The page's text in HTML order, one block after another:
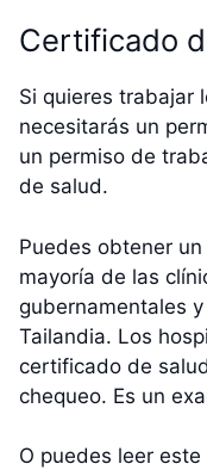
Certificado
Si quieres trabajar
necesitarás un
un permiso de
de salud.
Puedes obtener
mayoría de las
gubernamentales y
Tailandia. Los
certificado de
chequeo. Es un
O puedes leer